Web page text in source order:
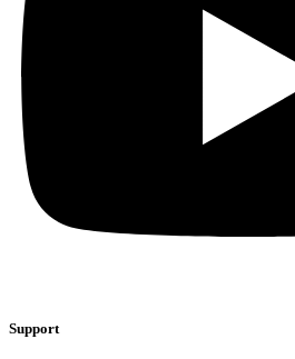
Support